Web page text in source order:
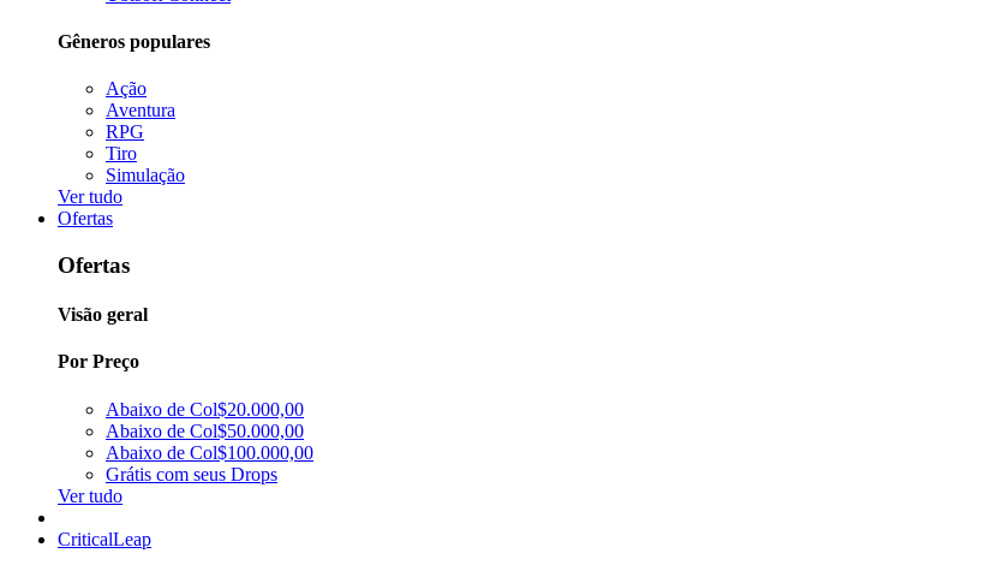
Gêneros populares
Ação
Aventura
RPG
Tiro
Simulação
Ver tudo
Ofertas
Ofertas
Visão geral
Por Preço
Abaixo de Col$20.000,00
Abaixo de Col$50.000,00
Abaixo de Col$100.000,00
Grátis com seus Drops
Ver tudo
CriticalLeap